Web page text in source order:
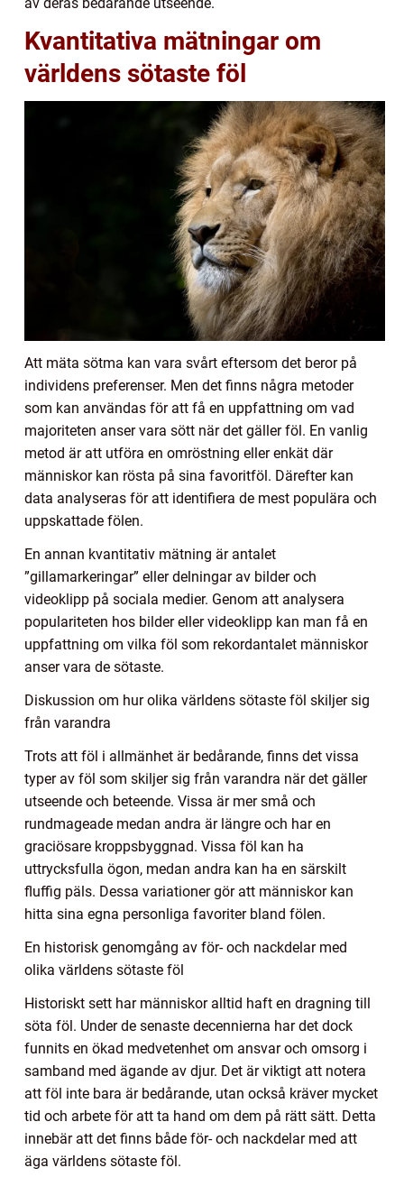
Kvantitativa mätningar om
världens sötaste föl
Att mäta sötma kan vara svårt eftersom det beror på
individens preferenser. Men det finns några metoder
som kan användas för att få en uppfattning om vad
majoriteten anser vara sött när det gäller föl. En vanlig
metod är att utföra en omröstning eller enkät där
människor kan rösta på sina favoritföl. Därefter kan
data analyseras för att identifiera de mest populära och
uppskattade fölen.
En annan kvantitativ mätning är antalet
”gillamarkeringar” eller delningar av bilder och
videoklipp på sociala medier. Genom att analysera
populariteten hos bilder eller videoklipp kan man få en
uppfattning om vilka föl som rekordantalet människor
anser vara de sötaste.
Diskussion om hur olika världens sötaste föl skiljer sig
från varandra
Trots att föl i allmänhet är bedårande, finns det vissa
typer av föl som skiljer sig från varandra när det gäller
utseende och beteende. Vissa är mer små och
rundmageade medan andra är längre och har en
graciösare kroppsbyggnad. Vissa föl kan ha
uttrycksfulla ögon, medan andra kan ha en särskilt
fluffig päls. Dessa variationer gör att människor kan
hitta sina egna personliga favoriter bland fölen.
En historisk genomgång av för- och nackdelar med
olika världens sötaste föl
Historiskt sett har människor alltid haft en dragning till
söta föl. Under de senaste decennierna har det dock
funnits en ökad medvetenhet om ansvar och omsorg i
samband med ägande av djur. Det är viktigt att notera
att föl inte bara är bedårande, utan också kräver mycket
tid och arbete för att ta hand om dem på rätt sätt. Detta
innebär att det finns både för- och nackdelar med att
äga världens sötaste föl.